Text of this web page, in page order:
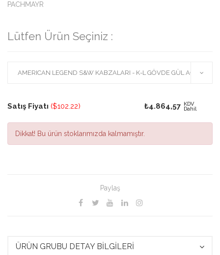
PACHMAYR
Lütfen Ürün Seçiniz :
Satış Fiyatı ($102.22) ₺4.864,57 KDV
Dahil
Dikkat! Bu ürün stoklarımızda kalmamıştır.
Paylaş
ÜRÜN GRUBU DETAY BİLGİLERİ